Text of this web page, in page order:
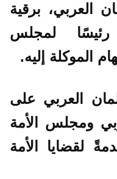
العربي، برقية
رئيسًا لمجلس
الموكلة إليه.
العربي على
ومجلس الأمة
لقضايا الأمة